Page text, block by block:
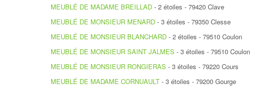
MEUBLÉ DE MADAME BREILLAD - 2 étoiles - 79420 Clave
MEUBLÉ DE MONSIEUR MENARD - 3 étoiles - 79350 Clesse
MEUBLÉ DE MONSIEUR BLANCHARD - 2 étoiles - 79510 Coulon
MEUBLÉ DE MONSIEUR SAINT JALMES - 3 étoiles - 79510 Coulon
MEUBLÉ DE MONSIEUR RONGIERAS - 3 étoiles - 79220 Cours
MEUBLÉ DE MADAME CORNUAULT - 3 étoiles - 79200 Gourge